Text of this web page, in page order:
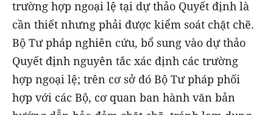
trường hợp ngoại lệ tại dự thảo Quyết định là
cần thiết nhưng phải được kiểm soát chặt chẽ.
Bộ Tư pháp nghiên cứu, bổ sung vào dự thảo
Quyết định nguyên tắc xác định các trường
hợp ngoại lệ; trên cơ sở đó Bộ Tư pháp phối
hợp với các Bộ, cơ quan ban hành văn bản